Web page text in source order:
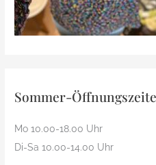
Sommer-
Mo 10.00-18.00 Uhr
Di-Sa 10.00-14.00 Uhr